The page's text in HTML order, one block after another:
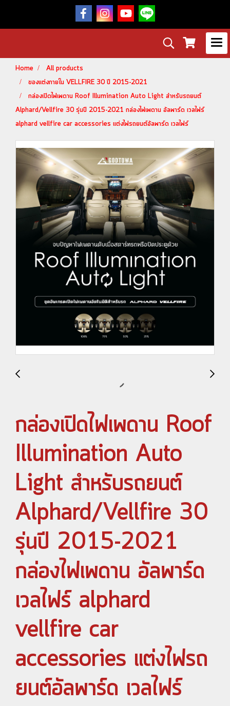
Home
All products
ของแต่งภายใน VELLFIRE 30 ปี 2015-2021
กล่องเปิดไฟเพดาน Roof Illumination Auto Light สำหรับรถยนต์
Alphard/Vellfire 30 รุ่นปี 2015-2021 กล่องไฟเพดาน อัลพาร์ด เวลไฟร์
alphard vellfire car accessories แต่งไฟรถยนต์อัลพาร์ด เวลไฟร์
กล่องเปิดไฟเพดาน Roof
Illumination Auto
Light สำหรับรถยนต์
Alphard/Vellfire 30
รุ่นปี 2015-2021
กล่องไฟเพดาน อัลพาร์ด
เวลไฟร์ alphard
vellfire car
accessories แต่งไฟรถ
ยนต์อัลพาร์ด เวลไฟร์